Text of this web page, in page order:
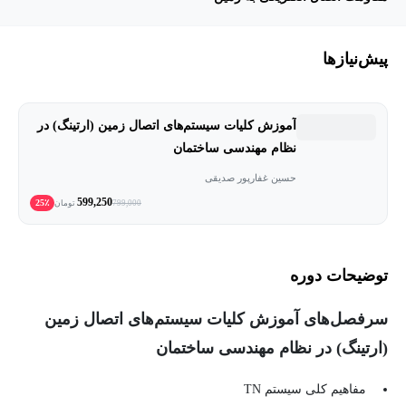
پیش‌نیاز‌ها
آموزش کلیات سیستم‌های اتصال زمین (ارتینگ) در
نظام مهندسی ساختمان
حسین غفارپور صدیقی
799,000
599,250 تومان 25٪
توضیحات دوره
سرفصل‌های آموزش کلیات سیستم‌های اتصال زمین
(ارتینگ) در نظام مهندسی ساختمان
مفاهیم کلی سیستم TN